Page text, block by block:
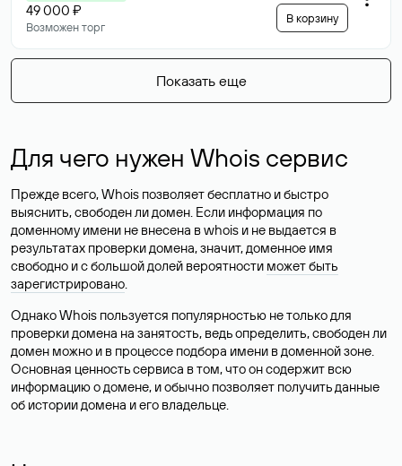
49 000 ₽
Возможен торг
В корзину
Показать еще
Для чего нужен Whois сервис
Прежде всего, Whois позволяет бесплатно и быстро
выяснить, свободен ли домен. Если информация по
доменному имени не внесена в whois и не выдается в
результатах проверки домена, значит, доменное имя
свободно и с большой долей вероятности может быть
зарегистрировано.
Однако Whois пользуется популярностью не только для
проверки домена на занятость, ведь определить, свободен ли
домен можно и в процессе подбора имени в доменной зоне.
Основная ценность сервиса в том, что он содержит всю
информацию о домене, и обычно позволяет получить данные
об истории домена и его владельце.